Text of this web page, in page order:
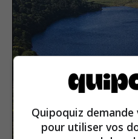
Quipoquiz
pour utiliser vos